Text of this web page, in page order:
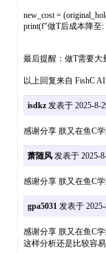
new_cost =
print(f"做T后成本降至
最后提醒：做T需要大
以上回复来自 FishC
isdkz发表于 2025-8-
感谢分享 朕又在鱼C
萧随风发表于 2025-
感谢分享 朕又在鱼C
gpa5031发表于 2025-
感谢分享 朕又在鱼C
这样分析还是比较容